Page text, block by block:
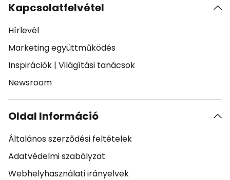
Kapcsolatfelvétel
Hírlevél
Marketing együttműködés
Inspirációk | Világítási tanácsok
Newsroom
Oldal Információ
Általános szerződési feltételek
Adatvédelmi szabályzat
Webhelyhasználati irányelvek